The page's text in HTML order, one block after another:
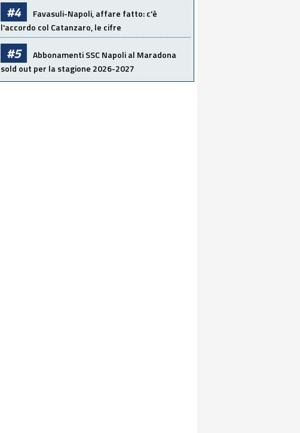
#4
Favasuli-Napoli, affare fatto: c'è
l'accordo col Catanzaro, le cifre
#5
Abbonamenti SSC Napoli al Maradona
sold out per la stagione 2026-2027